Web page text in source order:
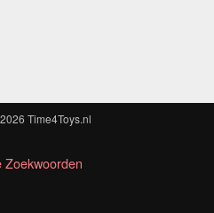
Time4Toys.nl
Zoekwoorden